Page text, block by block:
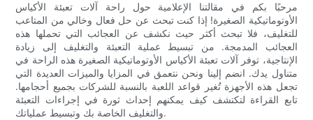
مرحبًا بكم في مقالتنا الإعلامية حول راحة آلات تعبئة الأكياس
الأوتوماتيكية الصغيرة! إذا كنت تبحث عن حل فعال وخالي من المتاعب
للتغليف، فلا تبحث أكثر حيث نكشف عن العجائب التي تحملها هذه
العجائب المدمجة. من تبسيط عملية التعبئة والتغليف إلى زيادة
الإنتاجية، توفر آلات تعبئة الأكياس الأوتوماتيكية الصغيرة هذه الراحة في
متناول يدك. انضم إلينا ونحن نتعمق في المزايا والميزات العديدة التي
تجعل هذه الأجهزة تُغير قواعد اللعبة بالنسبة للشركات بجميع أحجامها.
تابع القراءة لتكتشف كيف يمكنهم إحداث ثورة في إجراءات التعبئة
والتغليف الخاصة بك وتبسيط عملياتك.